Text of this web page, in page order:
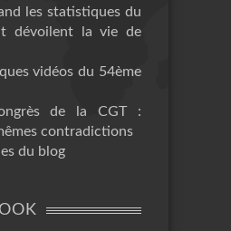
les statistiques du
dévoilent la vie de
vidéos du 54ème
de la CGT :
contradictions
du blog